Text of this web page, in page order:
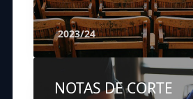
2023/24
NOTAS DE CORTE